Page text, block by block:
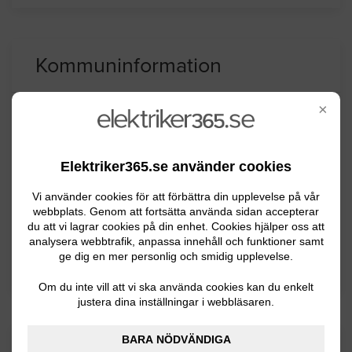
×
Elektriker365.se använder cookies
Vi använder cookies för att förbättra din upplevelse på vår
webbplats. Genom att fortsätta använda sidan accepterar
du att vi lagrar cookies på din enhet. Cookies hjälper oss att
analysera webbtrafik, anpassa innehåll och funktioner samt
ge dig en mer personlig och smidig upplevelse.
Om du inte vill att vi ska använda cookies kan du enkelt
justera dina inställningar i webbläsaren.
BARA NÖDVÄNDIGA
Kommuninformation
"Arvidsjaur kommun ligger i Lappland och har
skogsbruk och träindustri. Vid tätorten ligger
också sjön med samma namn. Arvidsjaur är
samiska och betyder ""Den givmilda sjön""."